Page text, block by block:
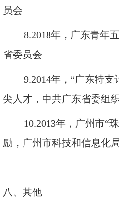
员会
8.2018年，广东青年
省委员会
9.2014年， “广东特支
尖人才，中共广东省委组
10.2013年，广州市“
励，广州市科技和信息化
八、 其他